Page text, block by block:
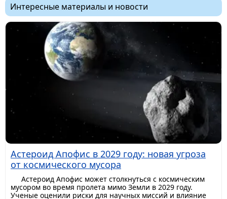
Интересные материалы и новости
Астероид Апофис в 2029 году: новая угроза
от космического мусора
Астероид Апофис может столкнуться с космическим
мусором во время пролета мимо Земли в 2029 году.
Ученые оценили риски для научных миссий и влияние